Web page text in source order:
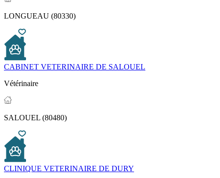
LONGUEAU (80330)
CABINET VETERINAIRE DE SALOUEL
Vétérinaire
SALOUEL (80480)
CLINIQUE VETERINAIRE DE DURY